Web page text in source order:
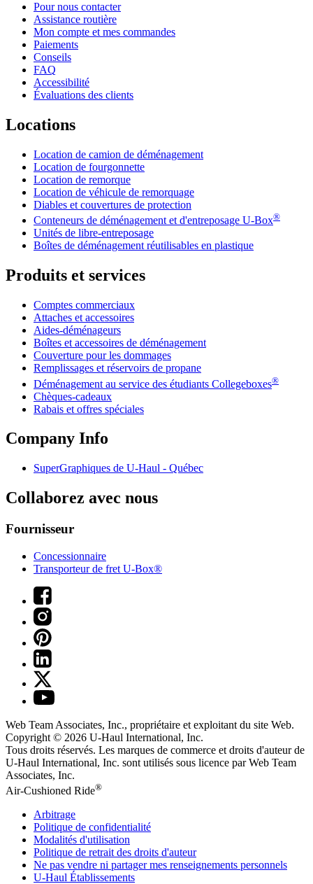
Pour nous contacter
Assistance routière
Mon compte et mes commandes
Paiements
Conseils
FAQ
Accessibilité
Évaluations des clients
Locations
Location de camion de déménagement
Location de fourgonnette
Location de remorque
Location de véhicule de remorquage
Diables et couvertures de protection
Conteneurs de déménagement et d'entreposage U-Box®
Unités de libre-entreposage
Boîtes de déménagement réutilisables en plastique
Produits et services
Comptes commerciaux
Attaches et accessoires
Aides-déménageurs
Boîtes et accessoires de déménagement
Couverture pour les dommages
Remplissages et réservoirs de propane
Déménagement au service des étudiants Collegeboxes®
Chèques-cadeaux
Rabais et offres spéciales
Company Info
SuperGraphiques de U-Haul - Québec
Collaborez avec nous
Fournisseur
Concessionnaire
Transporteur de fret U-Box®
Web Team Associates, Inc., propriétaire et exploitant du site Web.
Copyright © 2026 U-Haul International, Inc.
Tous droits réservés. Les marques de commerce et droits d'auteur de
U-Haul International, Inc. sont utilisés sous licence par Web Team
Associates, Inc.
Air-Cushioned Ride®
Arbitrage
Politique de confidentialité
Modalités d'utilisation
Politique de retrait des droits d'auteur
Ne pas vendre ni partager mes renseignements personnels
U-Haul Établissements